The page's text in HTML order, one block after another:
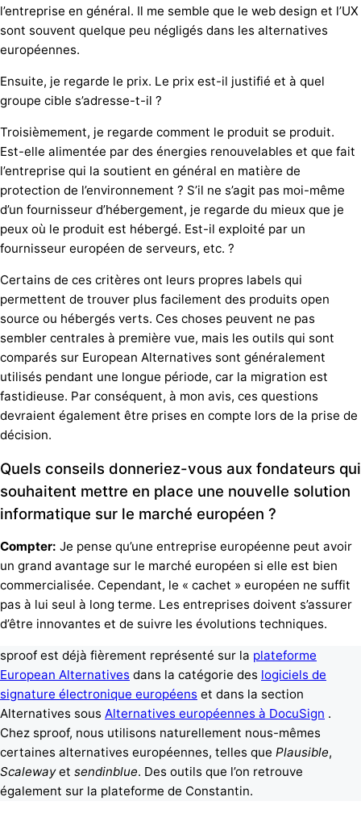
l’entreprise en général. Il me semble que le web design et l’UX
sont souvent quelque peu négligés dans les alternatives
européennes.
Ensuite, je regarde le prix. Le prix est-il justifié et à quel
groupe cible s’adresse-t-il ?
Troisièmement, je regarde comment le produit se produit.
Est-elle alimentée par des énergies renouvelables et que fait
l’entreprise qui la soutient en général en matière de
protection de l’environnement ? S’il ne s’agit pas moi-même
d’un fournisseur d’hébergement, je regarde du mieux que je
peux où le produit est hébergé. Est-il exploité par un
fournisseur européen de serveurs, etc. ?
Certains de ces critères ont leurs propres labels qui
permettent de trouver plus facilement des produits open
source ou hébergés verts. Ces choses peuvent ne pas
sembler centrales à première vue, mais les outils qui sont
comparés sur European Alternatives sont généralement
utilisés pendant une longue période, car la migration est
fastidieuse. Par conséquent, à mon avis, ces questions
devraient également être prises en compte lors de la prise de
décision.
Quels conseils donneriez-vous aux fondateurs qui
souhaitent mettre en place une nouvelle solution
informatique sur le marché européen ?
Compter: Je pense qu’une entreprise européenne peut avoir
un grand avantage sur le marché européen si elle est bien
commercialisée. Cependant, le « cachet » européen ne suffit
pas à lui seul à long terme. Les entreprises doivent s’assurer
d’être innovantes et de suivre les évolutions techniques.
sproof est déjà fièrement représenté sur la plateforme
European Alternatives dans la catégorie des logiciels de
signature électronique européens et dans la section
Alternatives sous Alternatives européennes à DocuSign .
Chez sproof, nous utilisons naturellement nous-mêmes
certaines alternatives européennes, telles que Plausible,
Scalewayet sendinblue. Des outils que l’on retrouve
également sur la plateforme de Constantin.